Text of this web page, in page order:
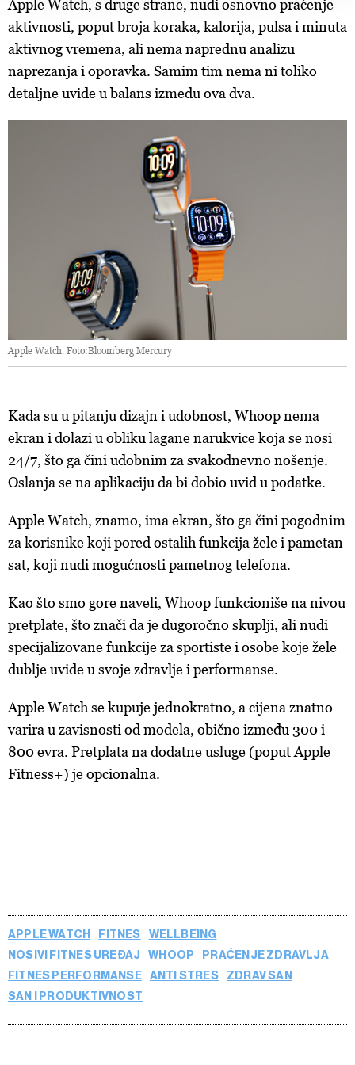
d.o.o. iPartneri. Više o podacima koje obrađujemo kao i
o vašim pravima pročitajte u našojPolitici privatnosti, a
o kolačićima i drugim sličnim tehnologijama uPolitici
. Kolačiće u bilo kojem trenutku možete ponovno
ažurirati klikom na „Prikaži detalje“. Privolu možete u bilo
kojem trenutku povući bez negativnih posljedica.
Apple Watch, s druge strane, nudi osnovno praćenje
aktivnosti, poput broja koraka, kalorija, pulsa i minuta
aktivnog vremena, ali nema naprednu analizu
naprezanja i oporavka. Samim tim nema ni toliko
detaljne uvide u balans između ova dva.
Apple Watch. Foto:Bloomberg Mercury
Kada su u pitanju dizajn i udobnost, Whoop nema
ekran i dolazi u obliku lagane narukvice koja se nosi
24/7, što ga čini udobnim za svakodnevno nošenje.
Oslanja se na aplikaciju da bi dobio uvid u podatke.
Apple Watch, znamo, ima ekran, što ga čini pogodnim
za korisnike koji pored ostalih funkcija žele i pametan
sat, koji nudi mogućnosti pametnog telefona.
Kao što smo gore naveli, Whoop funkcioniše na nivou
pretplate, što znači da je dugoročno skuplji, ali nudi
specijalizovane funkcije za sportiste i osobe koje žele
dublje uvide u svoje zdravlje i performanse.
Apple Watch se kupuje jednokratno, a cijena znatno
varira u zavisnosti od modela, obično između 300 i
800 evra. Pretplata na dodatne usluge (poput Apple
Fitness+) je opcionalna.
APPLE WATCH FITNES
WELLBEING
NOSIVI FITNES UREĐAJ
WHOOP
PRAĆENJE ZDRAVLJA
FITNES PERFORMANSE
ANTI STRES
ZDRAV SAN
SAN I PRODUKTIVNOST